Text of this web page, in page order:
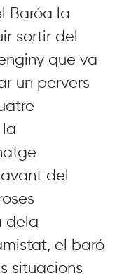
Baróa la
sortir del
que va
un pervers
la
del
dela
el baró
situacions